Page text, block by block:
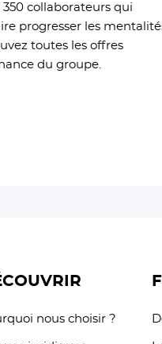
350 collaborateurs qui
progresser les
toutes les offres
du groupe.
nous choisir ?